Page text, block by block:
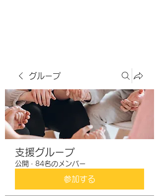
グループ
支援グループ
公開 · 84名のメンバー
参加する